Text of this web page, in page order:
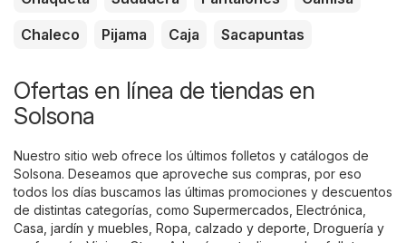
Chaleco
Pijama Caja Sacapuntas
Ofertas en línea de tiendas en
Solsona
Nuestro sitio web ofrece los últimos folletos y catálogos de
Solsona. Deseamos que aproveche sus compras, por eso
todos los días buscamos las últimas promociones y descuentos
de distintas categorías, como Supermercados Electrónica
Casa, jardín y muebles Ropa, calzado y deporte Droguería y